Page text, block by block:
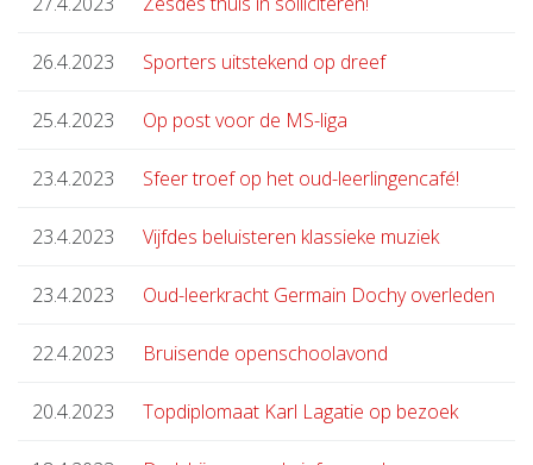
26.4.2023 Sporters uitstekend op dreef
25.4.2023 Op post voor de MS-liga
23.4.2023 Sfeer troef op het oud-leerlingencafé!
23.4.2023 Vijfdes beluisteren klassieke muziek
23.4.2023 Oud-leerkracht Germain Dochy overleden
22.4.2023 Bruisende openschoolavond
20.4.2023 Topdiplomaat Karl Lagatie op bezoek